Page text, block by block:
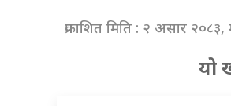
प्रकाशित मिति : २ असार
यो